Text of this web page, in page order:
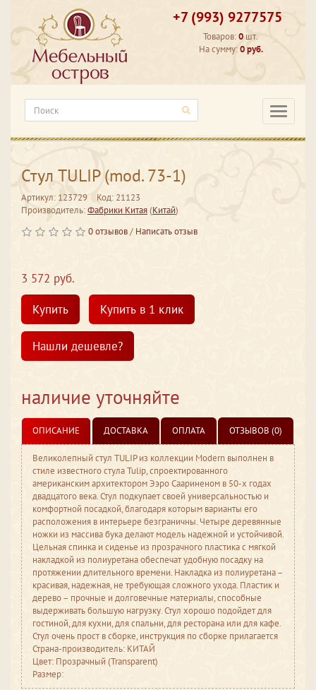
+7 (993) 9277575
Товаров:0 шт.
На сумму:0 руб.
Стул TULIP (mod. 73-1)
Артикул: 123729
Код: 21123
Производитель:Фабрики Китая(Китай)
0 отзывов/ Написать отзыв
3 572 руб.
Купить
Купить в 1 клик
Нашли дешевле?
наличие уточняйте
ОПИСАНИЕ ДОСТАВКА ОПЛАТА ОТЗЫВОВ (0)
Великолепный стул TULIP из коллекции Modern выполнен в
стиле известного стула Tulip, спроектированного
американским архитектором Ээро Саариненом в 50-х годах
двадцатого века. Стул подкупает своей универсальностью и
комфортной посадкой, благодаря которым варианты его
расположения в интерьере безграничны. Четыре деревянные
ножки из массива бука делают модель надежной и устойчивой.
Цельная спинка и сиденье из прозрачного пластика с мягкой
накладкой из полиуретана обеспечат удобную посадку на
протяжении длительного времени. Накладка из полиуретана –
красивая, надежная, не требующая сложного ухода. Пластик и
дерево – прочные и долговечные материалы, способные
выдерживать большую нагрузку. Стул хорошо подойдет для
гостиной, для кухни, для спальни, для ресторана или для кафе.
Стул очень прост в сборке, инструкция по сборке прилагается
Страна-производитель: КИТАЙ
Цвет: Прозрачный (Transparent)
Размер: